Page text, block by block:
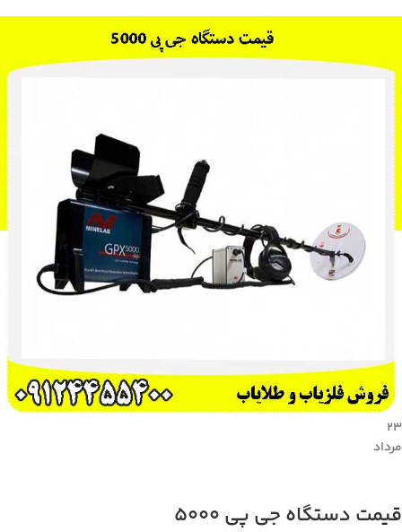
23
مرداد
قیمت دستگاه جی پی 5000